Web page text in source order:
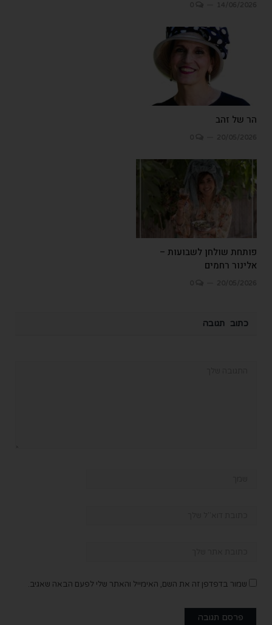
הר של זהב
פותחת שולחן לשבועות –
אלינור רחמים
כתוב תגובה
שמור בדפדפן זה את השם, האימייל והאתר שלי לפעם הבאה שאגיב.